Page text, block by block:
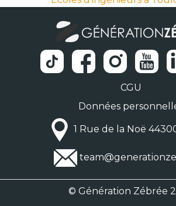
CGU
Données
1 Rue de la Noë
© Génération Zébrée